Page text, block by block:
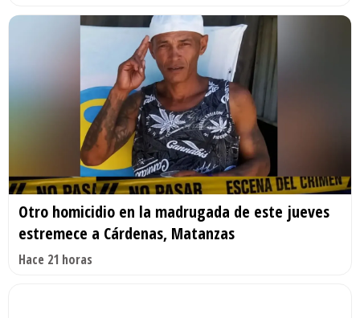
Otro homicidio en la madrugada de este jueves
estremece a Cárdenas, Matanzas
Hace 21 horas